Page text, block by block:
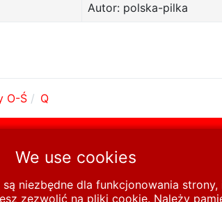
Autor: polska-pilka
O-Ś Q
We use cookies
niezbędne dla funkcjonowania
zezwolić na pliki cookie. Należy